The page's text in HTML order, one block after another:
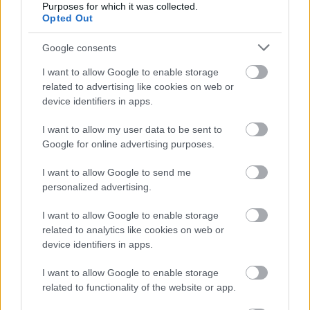
Purposes for which it was collected.
Opted Out
Google consents
I want to allow Google to enable storage
related to advertising like cookies on web or
device identifiers in apps.
I want to allow my user data to be sent to
Google for online advertising purposes.
I want to allow Google to send me
personalized advertising.
I want to allow Google to enable storage
related to analytics like cookies on web or
device identifiers in apps.
I want to allow Google to enable storage
related to functionality of the website or app.
Zöldpálya.hu|2023 december 31. 09:11
Az 50 százalékban a Volkswagen tulajdonában
lévő vállalat vezetése szerint az új technológia
lényegesen olcsóbbá teheti a gyártást.
Ha egy kurrens termékből egyszer csak elkezdünk
kétszer annyit gyártani, mint korábban, az ára
törvényszerűen elindul lefelé.Ezt a jelenséget
figyelhetjük meg a lítium-ion akkumulátorok esetében,
dollárról 150 dollár alá esett, ami körülbelül 80%-os
csökkenést jelent. Az idő előrehaladtával ez a termelés